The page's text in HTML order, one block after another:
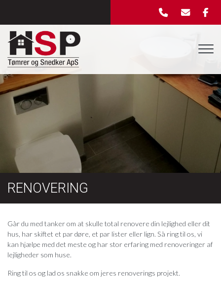
hovedindhold
RENOVERING
Går du med tanker om at skulle total renovere din lejlighed eller dit
hus, har skiftet et par døre, et par lister eller lign. Så ring til os, vi
kan hjælpe med det meste og har stor erfaring med renoveringer af
lejligheder som huse.
Ring til os og lad os snakke om jeres renoverings projekt.